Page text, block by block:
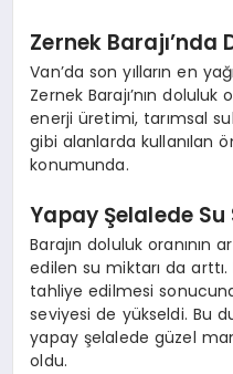
SIYASET
Zernek Barajı’nda
Van’da son yılların en
Zernek Barajı’nın doluluk
enerji üretimi, tarımsal
gibi alanlarda kullanılan
konumunda.
Yapay Şelalede
Barajın doluluk oranının
edilen su miktarı da arttı.
tahliye edilmesi
seviyesi de yükseldi. Bu
yapay şelalede güzel
oldu.